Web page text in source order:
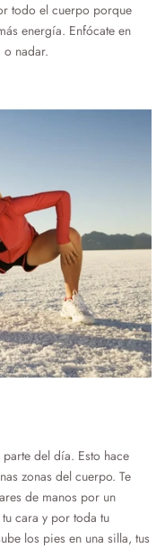
todo el cuerpo porque
energía. Enfócate en
nadar.
del día. Esto hace
zonas del cuerpo. Te
de manos por un
cara y por toda tu
los pies en una silla, tus